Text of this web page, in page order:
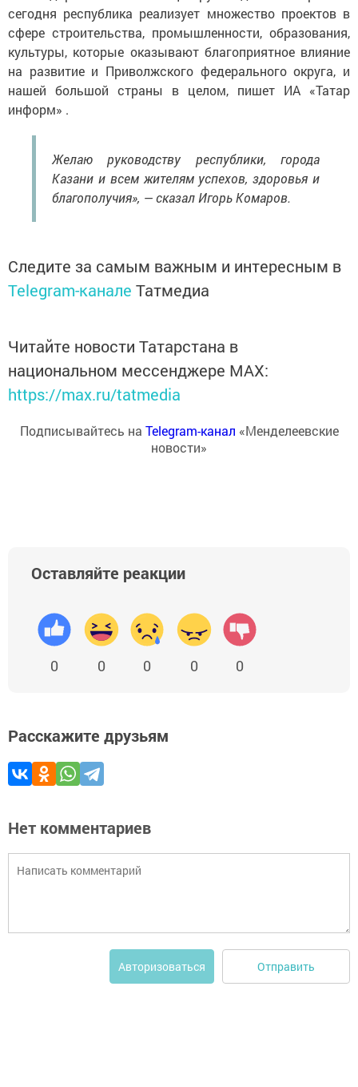
сегодня республика реализует множество проектов в
сфере строительства, промышленности, образования,
культуры, которые оказывают благоприятное влияние
на развитие и Приволжского федерального округа, и
нашей большой страны в целом, пишет ИА «Татар
информ» .
Желаю руководству республики, города
Казани и всем жителям успехов, здоровья и
благополучия», — сказал Игорь Комаров.
Следите за самым важным и интересным в
Telegram-канале Татмедиа
Читайте новости Татарстана в
национальном мессенджере MАХ:
https://max.ru/tatmedia
Подписывайтесь на Telegram-канал «Менделеевские
новости»
Оставляйте реакции
0 0 0 0 0
Расскажите друзьям
Нет комментариев
Авторизоваться Отправить